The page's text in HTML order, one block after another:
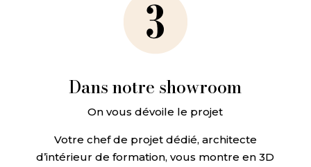
Dans notre showroom
On vous dévoile le projet
Votre chef de projet dédié, architecte
d’intérieur de formation, vous montre en 3D